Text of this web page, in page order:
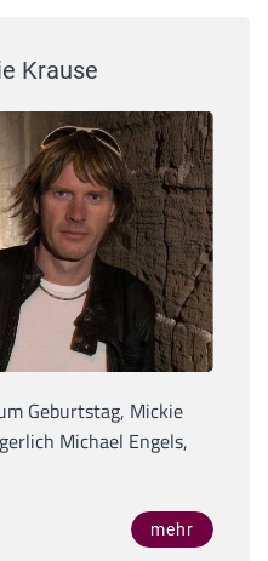
Krause
Geburtstag, Mickie
Michael Engels,
mehr